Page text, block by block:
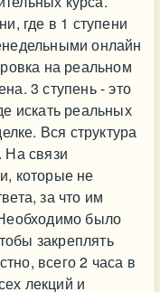
где в 1 ступени
онлайн
на реальном
3 ступень - это
искать реальных
Вся структура
На связи
которые не
за что им
было
закреплять
всего 2 часа в
лекций и